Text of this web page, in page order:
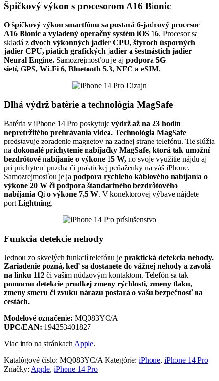
Špičkový výkon s procesorom A16 Bionic
O špičkový výkon smartfónu sa postará 6-jadrový procesor
A16 Bionic a vyladený operačný systém iOS 16. Procesor sa
skladá z dvoch výkonných jadier CPU, štyroch úsporných
jadier CPU, piatich grafických jadier a šestnástich jadier
Neural Engine. Samozrejmosťou je aj podpora 5G
sietí, GPS, Wi-Fi 6, Bluetooth 5.3, NFC a eSIM.
Dlhá výdrž batérie a technológia MagSafe
Batéria v iPhone 14 Pro poskytuje výdrž až na 23 hodín
nepretržitého prehrávania videa. Technológia MagSafe
predstavuje zoradenie magnetov na zadnej strane telefónu. Tie slúžia
na dokonalé prichytenie nabíjačky MagSafe, ktorá tak umožní
bezdrôtové nabíjanie o výkone 15 W, no svoje využitie nájdu aj
pri prichytení puzdra či praktickej peňaženky na váš iPhone.
Samozrejmosťou je ja podpora rýchleho káblového nabíjania o
výkone 20 W či podpora štandartného bezdrôtového
nabíjania Qi o výkone 7,5 W. V konektorovej výbave nájdete
port Lightning.
Funkcia detekcie nehody
Jednou zo skvelých funkcií telefónu je praktická detekcia nehody.
Zariadenie pozná, keď sa dostanete do vážnej nehody a zavolá
na linku 112 či vašim núdzovým kontaktom. Telefón sa tak
pomocou detekcie prudkej zmeny rýchlosti, zmeny tlaku,
zmeny smeru či zvuku nárazu postará o vašu bezpečnosť na
cestách.
Modelové označenie: MQ083YC/A
UPC/EAN: 194253401827
Viac info na stránkach Apple.
Katalógové číslo: MQ083YC/A Kategórie: iPhone, iPhone 14 Pro
Značky: Apple, iPhone 14 Pro